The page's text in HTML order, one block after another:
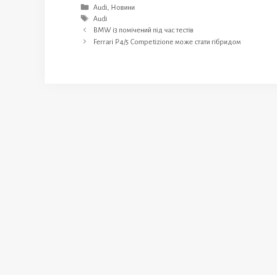
Категорії
Audi, Новини
Позначки
Audi
BMW i3 помічений під час тестів
Ferrari P4/5 Competizione може стати гібридом